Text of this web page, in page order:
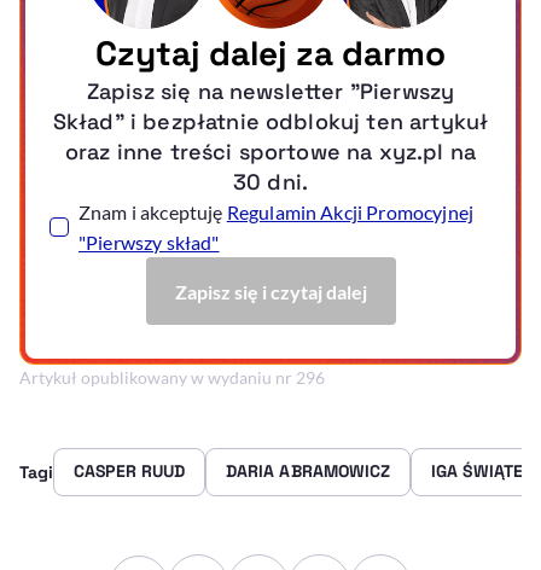
Artykuł opublikowany w wydaniu nr 296
Tagi CASPER RUUD DARIA ABRAMOWICZ IGA ŚWIĄTEK